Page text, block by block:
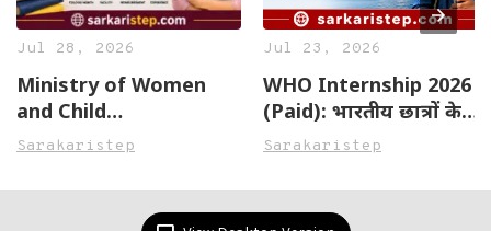
Jul 28, 2026
Ministry of Women
and Child
Development (MWCD)
Eligibility, Stipend,
How to Apply,
Sarakaristep
Jul 23, 2026
WHO Internship 2026
(Paid): भारतीय छात्रों के
लिए Switzerland
Eligibility & Apply
Guide
Sarakaristep